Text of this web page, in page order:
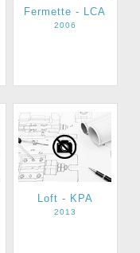
Fermette - LCA
2006
Loft - KPA
2013